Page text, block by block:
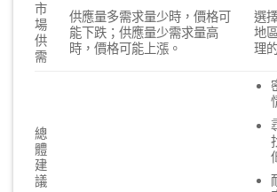
市
場
供
需
供應量多需求量少時，價格可
能下跌；供應量少需求量高
時，價格可能上漲。
選
地
理
總
體
建
議